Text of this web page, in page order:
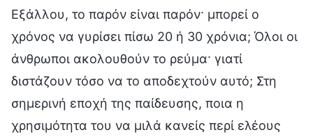
Εξάλλου, το παρόν είναι παρόν· μπορεί ο
χρόνος να γυρίσει πίσω 20 ή 30 χρόνια; Όλοι οι
άνθρωποι ακολουθούν το ρεύμα· γιατί
διστάζουν τόσο να το αποδεχτούν αυτό; Στη
σημερινή εποχή της παίδευσης, ποια η
χρησιμότητα του να μιλά κανείς περί ελέους